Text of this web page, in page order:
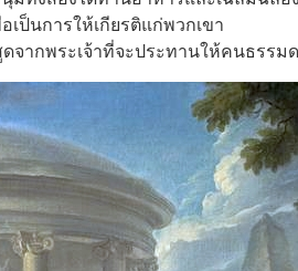
เป็นการให้เกียรติแก่พวกเขา
จากพระเจ้าที่จะประทานให้คนธรร